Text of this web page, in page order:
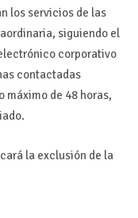
los servicios de las
siguiendo el
corporativo
contactadas
máximo de 48 horas,
la exclusión de la